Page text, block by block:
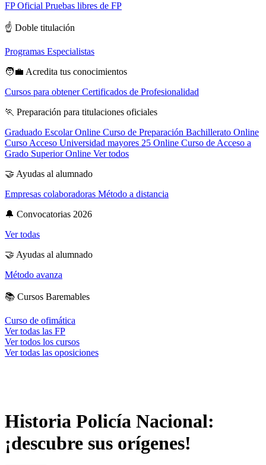
FP Oficial Pruebas libres de FP
☝️ Doble titulación
Programas Especialistas
🧑‍💼 Acredita tus conocimientos
Cursos para obtener Certificados de Profesionalidad
🏃 Preparación para titulaciones oficiales
Graduado Escolar Online Curso de Preparación Bachillerato Online
Curso Acceso Universidad mayores 25 Online Curso de Acceso a
Grado Superior Online Ver todos
🤝 Ayudas al alumnado
Empresas colaboradoras Método a distancia
🔔 Convocatorias 2026
Ver todas
🤝 Ayudas al alumnado
Método avanza
📚 Cursos Baremables
Curso de ofimática
Ver todas las FP
Ver todos los cursos
Ver todas las oposiciones
Historia Policía Nacional:
¡descubre sus orígenes!